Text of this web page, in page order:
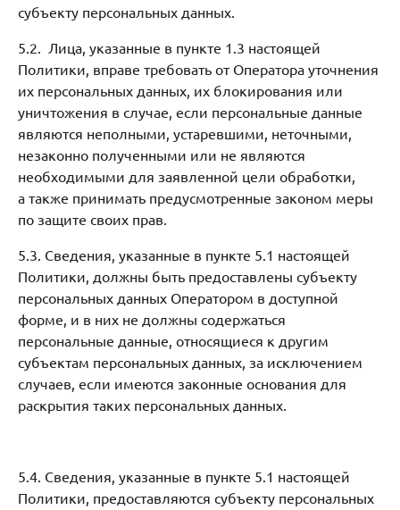
субъекту персональных данных.
5.2. Лица, указанные в пункте 1.3 настоящей
Политики, вправе требовать от Оператора уточнения
их персональных данных, их блокирования или
уничтожения в случае, если персональные данные
являются неполными, устаревшими, неточными,
незаконно полученными или не являются
необходимыми для заявленной цели обработки,
а также принимать предусмотренные законом меры
по защите своих прав.
5.3. Сведения, указанные в пункте 5.1 настоящей
Политики, должны быть предоставлены субъекту
персональных данных Оператором в доступной
форме, и в них не должны содержаться
персональные данные, относящиеся к другим
субъектам персональных данных, за исключением
случаев, если имеются законные основания для
раскрытия таких персональных данных.
5.4. Сведения, указанные в пункте 5.1 настоящей
Политики, предоставляются субъекту персональных